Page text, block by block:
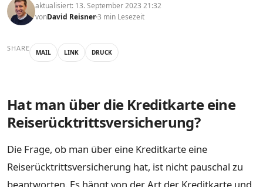
aktualisiert: 13. September 2023 21:32
vonDavid Reisner3 min Lesezeit
SHARE MAIL LINK DRUCK
Hat man über die Kreditkarte eine
Reiserücktrittsversicherung?
Die Frage, ob man über eine Kreditkarte eine
Reiserücktrittsversicherung hat, ist nicht pauschal zu